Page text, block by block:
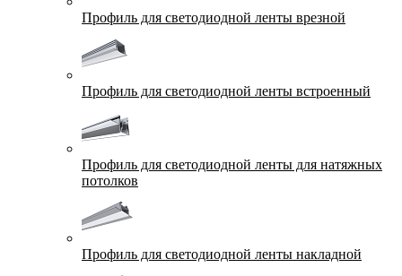
Профиль для светодиодной ленты врезной
Профиль для светодиодной ленты встроенный
Профиль для светодиодной ленты для натяжных
потолков
Профиль для светодиодной ленты накладной